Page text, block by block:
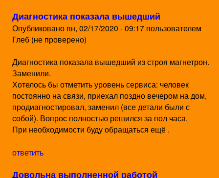
Диагностика показала вышедший
Опубликовано пн, 02/17/2020 - 09:17 пользователем
Глеб (не проверено)
Диагностика показала вышедший из строя магнетрон.
Заменили.
Хотелось бы отметить уровень сервиса: человек
постоянно на связи, приехал поздно вечером на дом,
продиагностировал, заменил (все детали были с
собой). Вопрос полностью решился за пол часа.
При необходимости буду обращаться ещё .
ответить
Довольна выполненной работой